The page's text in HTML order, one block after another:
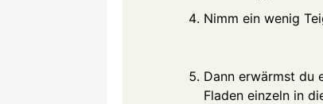
Nimm ein wenig
Dann erwärmst du
Fladen einzeln in